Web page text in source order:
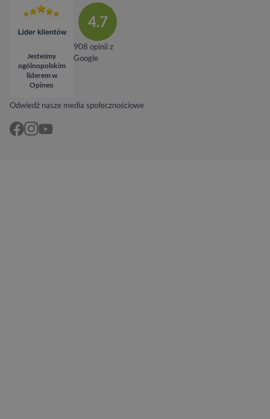
Odwiedź nasze media społecznościowe
Jesteśmy
ogólnopolskim
liderem w
Opineo
4.7
908 opinii z
Google